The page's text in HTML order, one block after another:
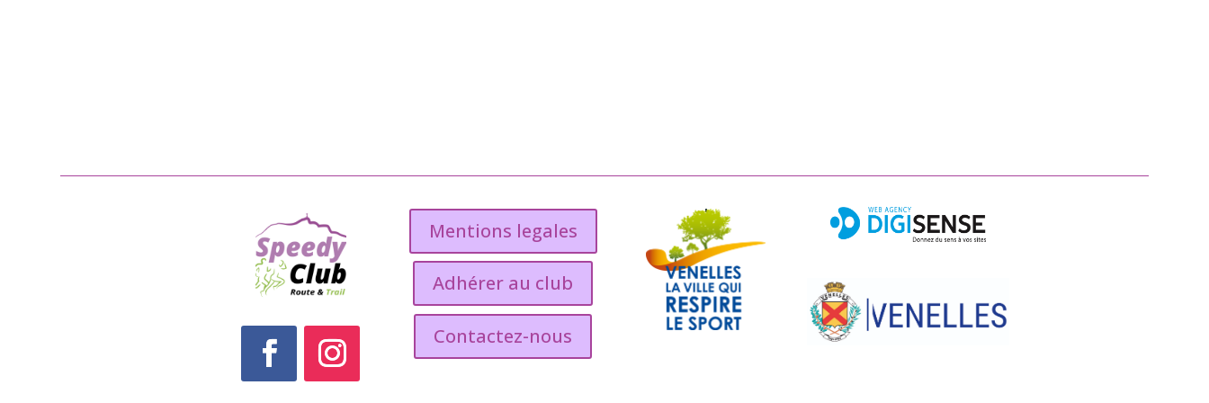
Mentions legales
Adhérer au club
Contactez-nous